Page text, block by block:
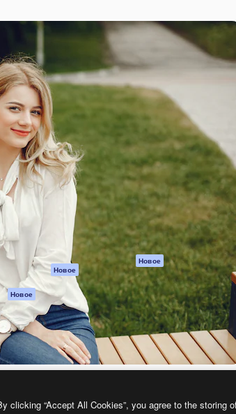
ИИ
видео
голоса
ИИ
контент
ChatGPT
Новое
Новое
Начать
Academy
Документация по
Пакету ИИ
Служба
поддержки
Условия и
положения
Политика
конфиденциальности
Оригиналы Новое
Политика файлов
cookie
Центр доверия
Партнеры
Предприятие
О нас
Reviews
Вакансии
Поиск
Блог
События
Slidesgo
контент
прессы
Ищете
clicking “Accept All Cookies”, you agree to the storing